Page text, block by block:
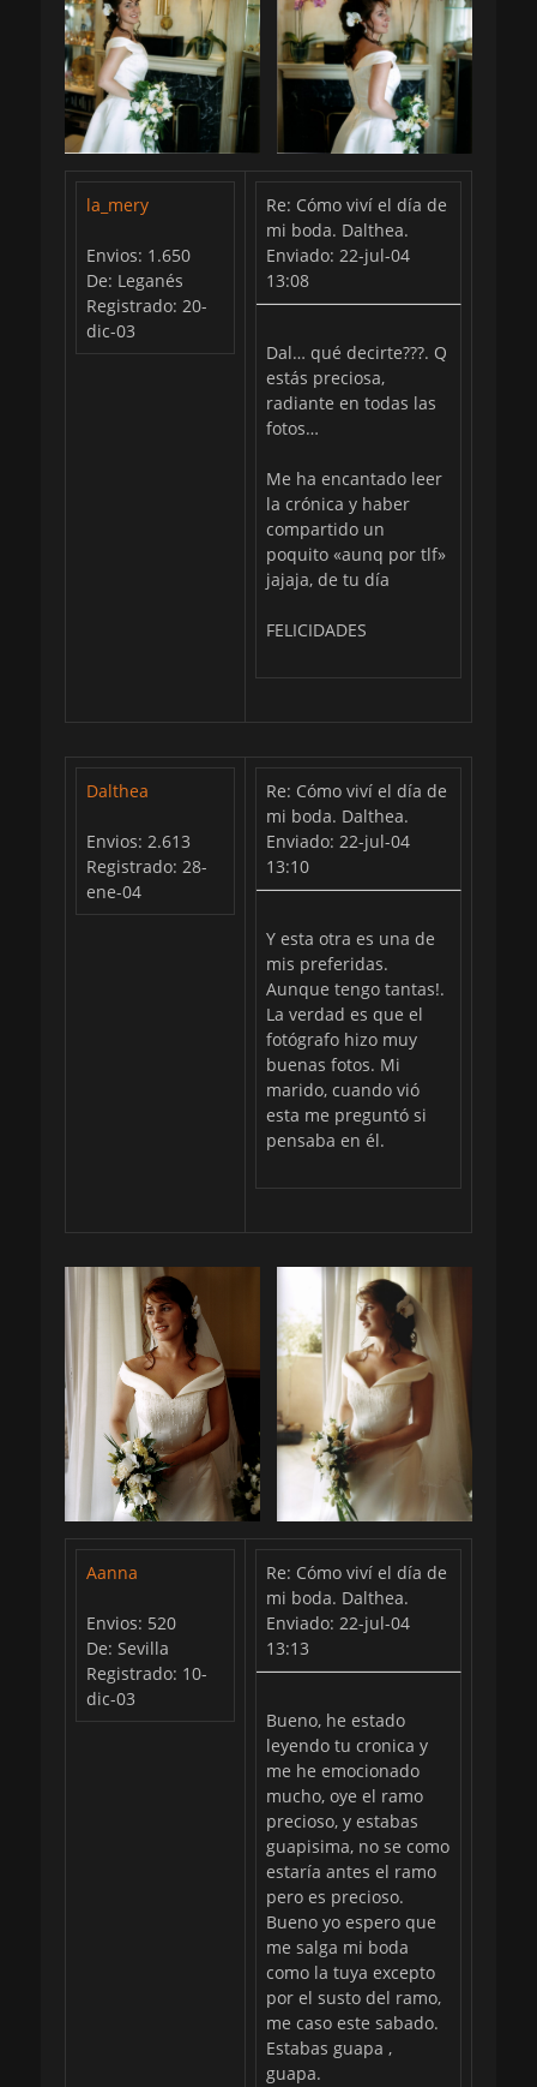
la_mery
Envios: 1.650
De: Leganés
Registrado: 20-
dic-03
Re: Cómo viví el día de
mi boda. Dalthea.
Enviado: 22-jul-04
13:08
Dal… qué decirte???. Q
estás preciosa,
radiante en todas las
fotos…
Me ha encantado leer
la crónica y haber
compartido un
poquito «aunq por tlf»
jajaja, de tu día
FELICIDADES
Dalthea
Envios: 2.613
Registrado: 28-
ene-04
Re: Cómo viví el día de
mi boda. Dalthea.
Enviado: 22-jul-04
13:10
Y esta otra es una de
mis preferidas.
Aunque tengo tantas!.
La verdad es que el
fotógrafo hizo muy
buenas fotos. Mi
marido, cuando vió
esta me preguntó si
pensaba en él.
Aanna
Envios: 520
De: Sevilla
Registrado: 10-
dic-03
Re: Cómo viví el día de
mi boda. Dalthea.
Enviado: 22-jul-04
13:13
Bueno, he estado
leyendo tu cronica y
me he emocionado
mucho, oye el ramo
precioso, y estabas
guapisima, no se como
estaría antes el ramo
pero es precioso.
Bueno yo espero que
me salga mi boda
como la tuya excepto
por el susto del ramo,
me caso este sabado.
Estabas guapa ,
guapa.